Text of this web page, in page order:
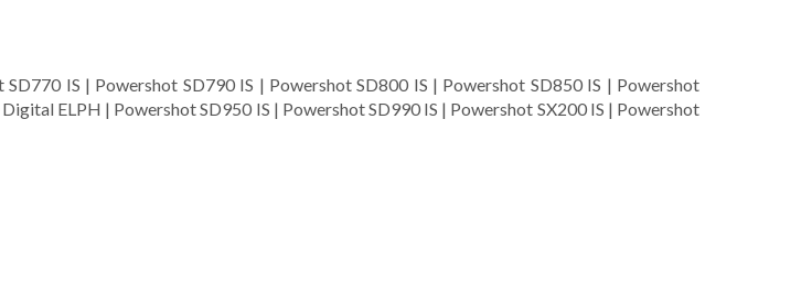
IS | Powershot SD790 IS | Powershot SD800 IS | Powershot SD850 IS | Powershot
ELPH | Powershot SD950 IS | Powershot SD990 IS | Powershot SX200 IS | Powershot